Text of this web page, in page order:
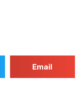
Email